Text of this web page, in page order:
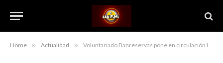
Home » Actualidad » Voluntariado Banreservas pone en circulación libro «Un niño muy especial»; obra explica cotidianidad de la vida de un niño con TEA narrada por su abuelo